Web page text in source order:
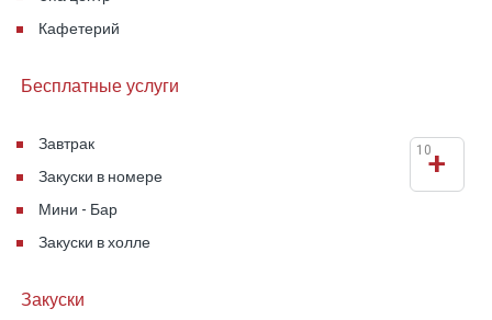
Кафетерий
Бесплатные услуги
Завтрак
Закуски в номере
Мини - Бар
Закуски в холле
+
10
Закуски